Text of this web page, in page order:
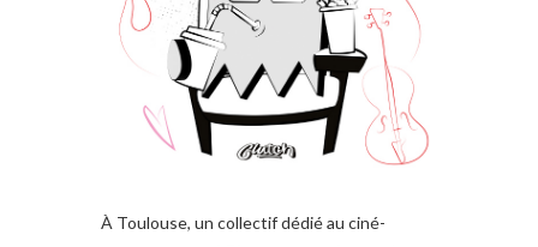
À Toulouse, un collectif dédié au ciné-